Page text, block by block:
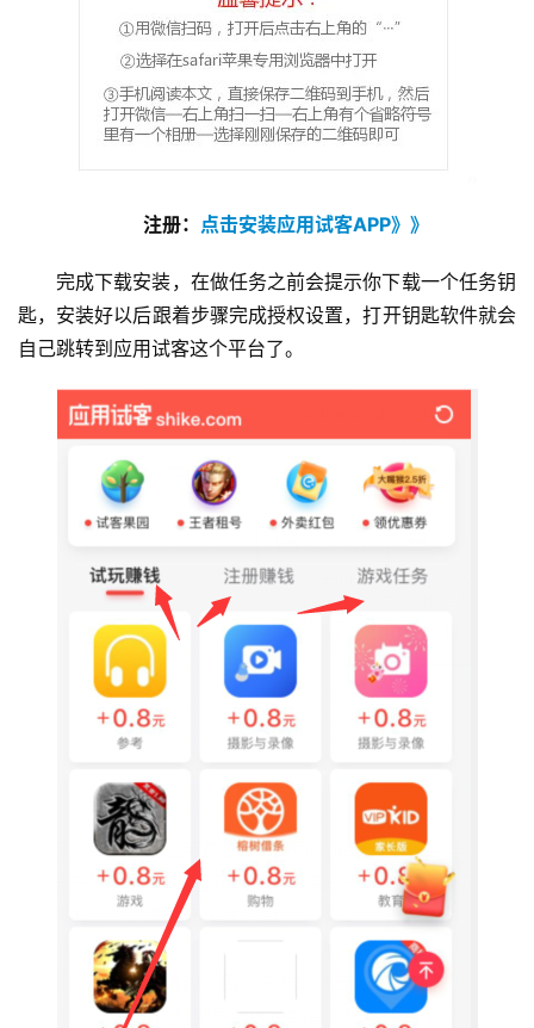
P
P
注册： 点击安装应用试客APP》》
完成下载安装，在做任务之前会提示你下载一个任务钥
匙，安装好以后跟着步骤完成授权设置，打开钥匙软件就会
自己跳转到应用试客这个平台了。